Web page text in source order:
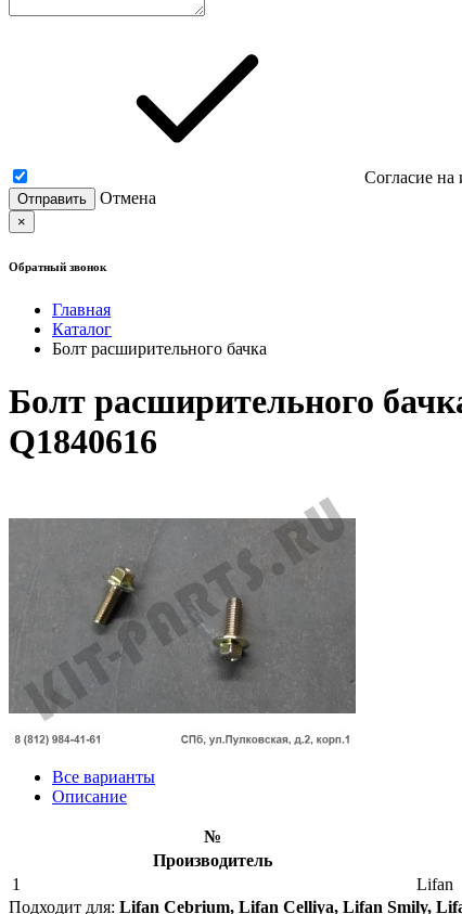
Согласие на
Отмена
×
Обратный звонок
Главная
Каталог
Болт расширительного бачка
Болт расширительного
Q1840616
Все варианты
Описание
№
Производитель
1
Lifan
Подходит для: Lifan Cebrium, Lifan Celliya, Lifan Smily,